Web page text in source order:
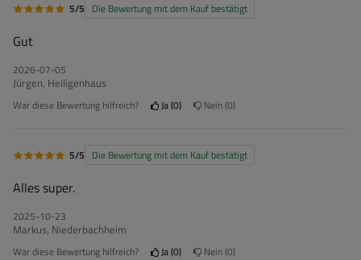
5/5 Die Bewertung mit dem Kauf bestätigt
Gut
2026-07-05
Jürgen, Heiligenhaus
War diese Bewertung hilfreich? Ja 0 Nein 0
5/5 Die Bewertung mit dem Kauf bestätigt
Alles super.
2025-10-23
Markus, Niederbachheim
War diese Bewertung hilfreich? Ja 0 Nein 0